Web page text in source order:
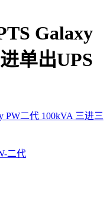
Galaxy
单出UPS
PW二代 100kVA 三进三
二代